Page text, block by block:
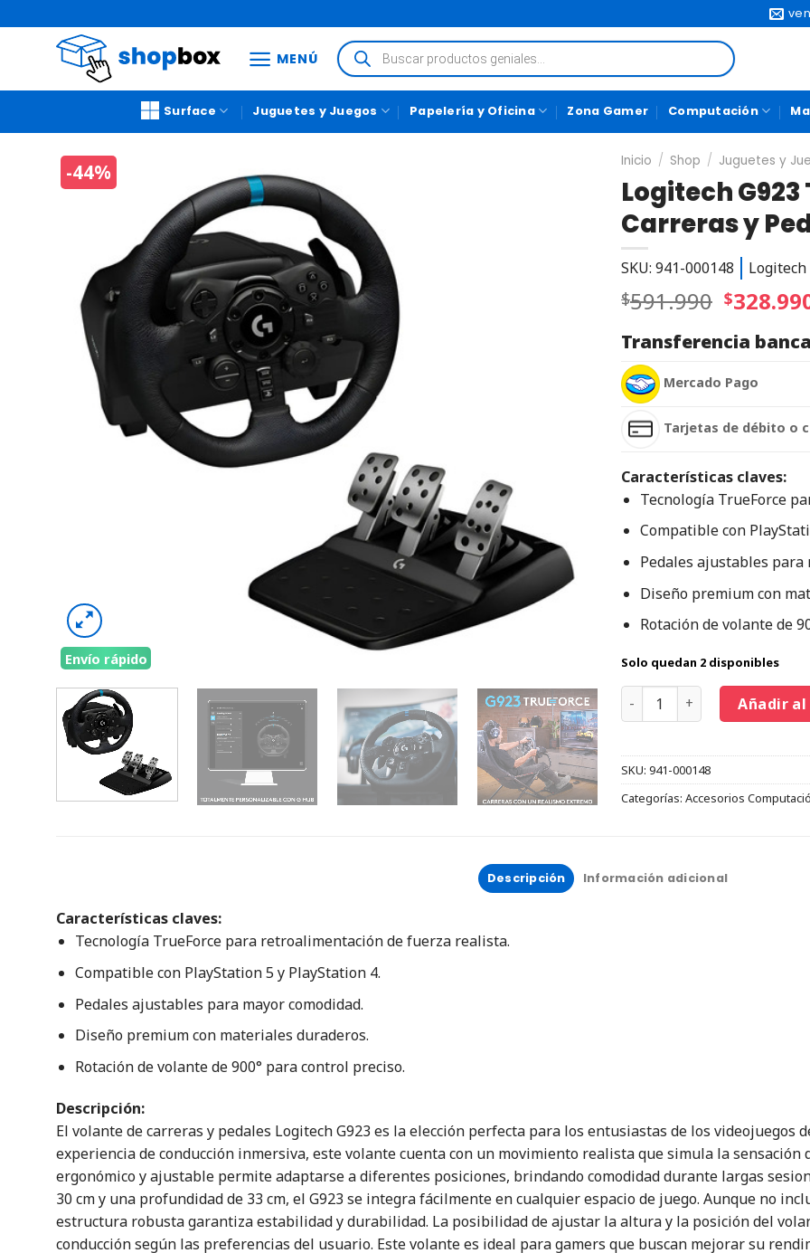
MENÚ
Surface Juguetes y Juegos Papelería y Oficina Zona Gamer Computación
-44%
Envío rápido
Inicio / Shop / Juguetes y
Logitech G923
Carreras y
SKU: 941-000148 Logitech
$591.990 $
Transferencia
Mercado Pago
Tarjetas de débito o
Características claves:
Tecnología TrueForce
Compatible con
Pedales ajustables para
Diseño premium con
Rotación de volante de
Solo quedan 2 disponibles
Añadir
SKU: 941-000148
Categorías: Accesorios
Descripción Información adicional
Características claves:
Tecnología TrueForce para retroalimentación de fuerza realista.
Compatible con PlayStation 5 y PlayStation 4.
Pedales ajustables para mayor comodidad.
Diseño premium con materiales duraderos.
Rotación de volante de 900° para control preciso.
Descripción:
El volante de carreras y pedales Logitech G923 es la elección perfecta para los entusiastas de los videojuegos
experiencia de conducción inmersiva, este volante cuenta con un movimiento realista que simula la sensación
ergonómico y ajustable permite adaptarse a diferentes posiciones, brindando comodidad durante largas
30 cm y una profundidad de 33 cm, el G923 se integra fácilmente en cualquier espacio de juego. Aunque no
estructura robusta garantiza estabilidad y durabilidad. La posibilidad de ajustar la altura y la posición del
conducción según las preferencias del usuario. Este volante es ideal para gamers que buscan mejorar su